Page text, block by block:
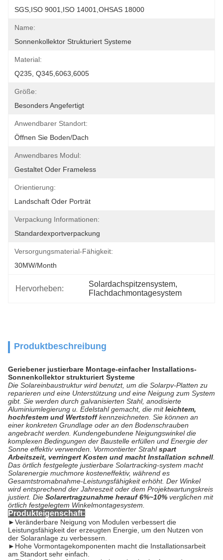
SGS,ISO 9001,ISO 14001,OHSAS 18000
Name:
Sonnenkollektor Strukturiert Systeme
Material:
Q235, Q345,6063,6005
Größe:
Besonders Angefertigt
Anwendbarer Standort:
Öffnen Sie Boden/Dach
Anwendbares Modul:
Gestaltet Oder Frameless
Orientierung:
Landschaft Oder Porträt
Verpackung Informationen:
Standardexportverpackung
Versorgungsmaterial-Fähigkeit:
30MW/month
Hervorheben:
Solardachspitzensystem,
Flachdachmontagesystem
Produktbeschreibung
Geriebener justierbare Montage-einfacher Installations-
Sonnenkollektor strukturiert Systeme
Die Solareinbaustruktur wird benutzt, um die Solarpv-Platten zu
reparieren und eine Unterstützung und eine Neigung zum System
gibt. Sie werden durch galvanisierten Stahl, anodisierte
Aluminiumlegierung u. Edelstahl gemacht, die mitleichtem,
hochfestem und Wertstoffkennzeichneten. Sie können an
einer konkreten Grundlage oder an den Bodenschrauben
angebracht werden. Kundengebundene Neigungswinkel die
komplexen Bedingungen der Baustelle erfüllen und Energie der
Sonne effektiv verwenden. Vormontierter Strahlspart
Arbeitszeit, verringert Kosten und macht Installation schnell
Das örtlich festgelegte justierbare Solartracking-system macht
Solarenergie muchmore kosteneffektiv, während es
Gesamtstromabnahme-Leistungsfähigkeit erhöht. Der Winkel
wird entsprechend der Jahreszeit oder dem Projektwartungskreis
justiert. Die Solarertragzunahme herauf 6%~10% verglichen mit
örtlich festgelegtem Winkelmontagesystem.
Produkteigenschaft:
►Veränderbare Neigung von Modulen verbessert die
Leistungsfähigkeit der erzeugten Energie, um den Nutzen von
der Solaranlage zu verbessern.
►Hohe Vormontagekomponenten macht die Installationsarbeit
am Standort sehr einfach.